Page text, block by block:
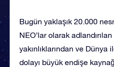
Bugün yaklaşık 20.000
NEO’lar olarak
yakınlıklarından ve Dünya
dolayı büyük endişe